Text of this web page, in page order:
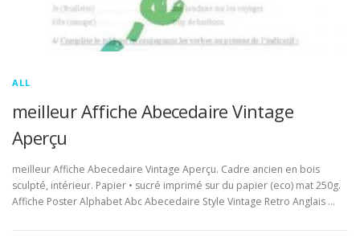
ALL
meilleur Affiche Abecedaire Vintage
Aperçu
meilleur Affiche Abecedaire Vintage Aperçu. Cadre ancien en bois
sculpté, intérieur. Papier • sucré imprimé sur du papier (eco) mat 250g.
Affiche Poster Alphabet Abc Abecedaire Style Vintage Retro Anglais …